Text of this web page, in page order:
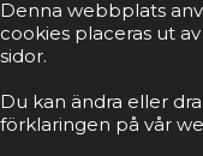
Denna webbplats
cookies placeras ut
sidor.
Du kan ändra eller
förklaringen på vår